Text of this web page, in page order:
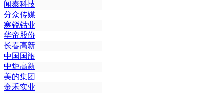
闻泰科技
分众传媒
寒锐钴业
华帝股份
长春高新
中国国旅
中炬高新
美的集团
金禾实业